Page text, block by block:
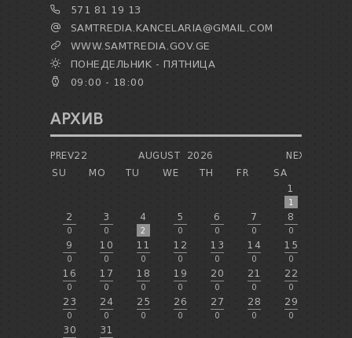
571 81 19 13
SAMTREDIA.KANCELARIA@GMAIL.COM
WWW.SAMTREDIA.GOV.GE
ПОНЕДЕЛЬНИК - ПЯТНИЦА
09:00 - 18:00
АРХИВ
PREV22 NEXT
AUGUST
2026
SU
MO TU WE TH FR
SA
1
1
2
0
3
0
4
2
5
0
6
0
7
0
8
0
9
0
10
0
11
0
12
0
13
0
14
0
15
0
16
0
17
0
18
0
19
0
20
0
21
0
22
0
23
0
24
0
25
0
26
0
27
0
28
0
29
0
30 31